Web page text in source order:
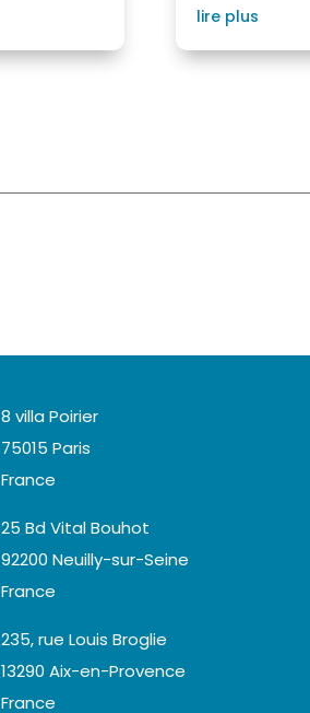
lire plus
8 villa Poirier
75015 Paris
France
25 Bd Vital Bouhot
92200 Neuilly-sur-Seine
France
235, rue Louis Broglie
13290 Aix-en-Provence
France